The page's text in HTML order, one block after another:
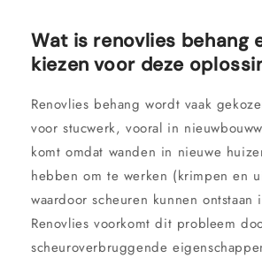
Wat is renovlies behang
kiezen voor deze
Renovlies behang wordt vaak
voor stucwerk, vooral in
komt omdat wanden in nieuwe
hebben om te werken (krimpen en
waardoor scheuren kunnen ontstaan
Renovlies voorkomt dit probleem
scheuroverbruggende